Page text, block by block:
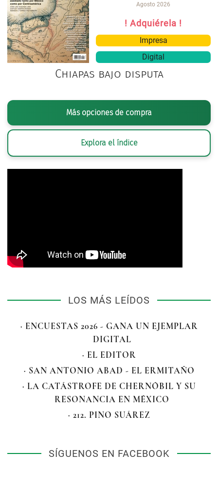
Agosto 2026
! Adquiérela !
Impresa
Digital
Chiapas bajo disputa
Más opciones de compra
Explora el índice
LOS MÁS LEÍDOS
· ENCUESTAS 2026 - GANA UN EJEMPLAR
DIGITAL
· EL EDITOR
· SAN ANTONIO ABAD - EL ERMITAÑO
· LA CATÁSTROFE DE CHERNÓBIL Y SU
RESONANCIA EN MÉXICO
· 212. PINO SUÁREZ
SÍGUENOS EN FACEBOOK